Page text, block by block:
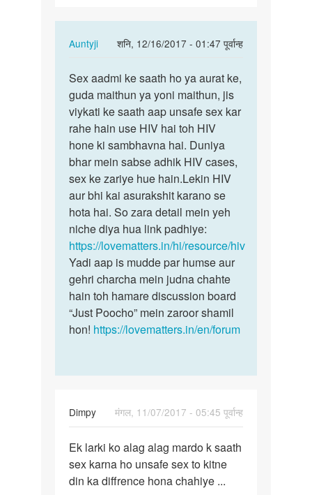
Auntyji
शनि, 12/16/2017 - 01:47 पूर्वान्ह
In
to
Aunti
g
Kisi
aadmi
ko
bina…
by
dj
babu
Sex
aadmi
ke
saath
ho
ya…
Sex aadmi ke saath ho ya aurat ke,
guda maithun ya yoni maithun, jis
viykati ke saath aap unsafe sex kar
rahe hain use HIV hai toh HIV
hone ki sambhavna hai. Duniya
bhar mein sabse adhik HIV cases,
sex ke zariye hue hain.Lekin HIV
aur bhi kai asurakshit karano se
hota hai. So zara detail mein yeh
niche diya hua link padhiye:
https://lovematters.in/hi/resource/hiv
Yadi aap is mudde par humse aur
gehri charcha mein judna chahte
hain toh hamare discussion board
“Just Poocho” mein zaroor shamil
hon! https://lovematters.in/en/forum
Dimpy
मंगल, 11/07/2017 - 05:45 पूर्वान्ह
Ek
larki
ko
Ek larki ko alag alag mardo k saath
sex karna ho unsafe sex to kitne
din ka diffrence hona chahiye ...